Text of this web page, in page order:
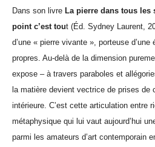
Dans son livre La pierre dans tous les
point c’est tout (Éd. Sydney Laurent,
d’une « pierre vivante », porteuse d’une
propres. Au-delà de la dimension
expose – à travers paraboles et
la matière devient vectrice de prises de
intérieure. C’est cette articulation entre
métaphysique qui lui vaut aujourd’hui
parmi les amateurs d’art contemporain